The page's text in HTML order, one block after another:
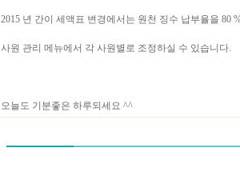
2015 년 간이 세액표 변경에서는 원천 징수 납부율을 80
사원 관리 메뉴에서 각 사원별로 조정하실 수 있습니다.
오늘도 기분좋은 하루되세요 ^^